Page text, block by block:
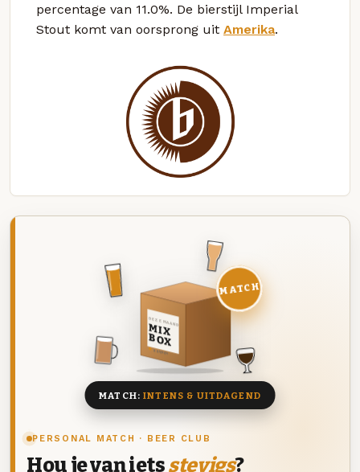
percentage van 11.0%. De bierstijl Imperial
Stout komt van oorsprong uit Amerika.
PERSONAL MATCH · BEER CLUB
Hou je van ietsstevigs?
DEZE MAAND
MIX
BOX
8 BIEREN
MATCH
MATCH:INTENS & UITDAGEND